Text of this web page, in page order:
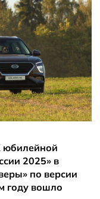
юбилейной
2025» в
по версии
году вошло